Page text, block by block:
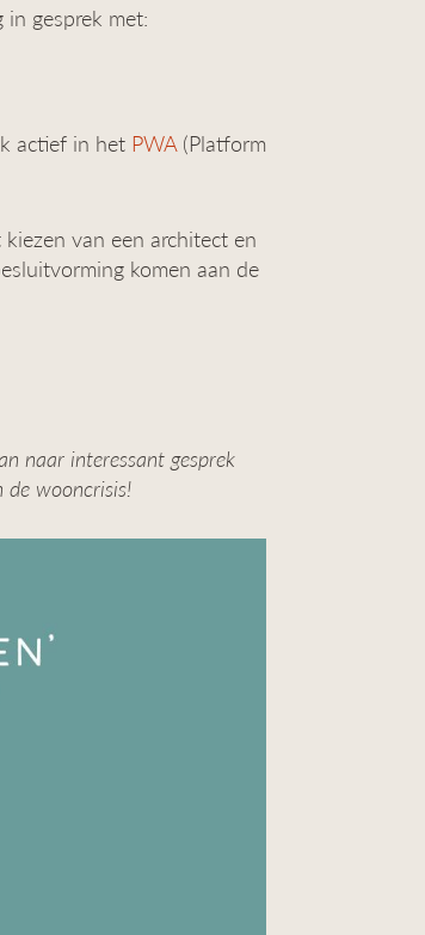
gesprek met:
actief in het PWA(Platform
van een architect en
komen aan de
naar interessant gesprek
de wooncrisis!